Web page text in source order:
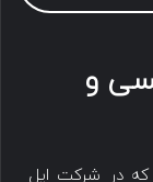
و
که در شرکت اپل